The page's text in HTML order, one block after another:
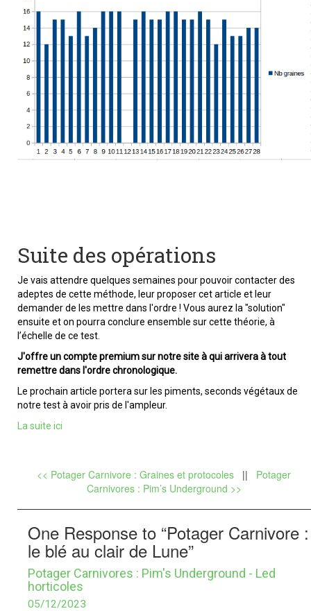
Suite des opérations
Je vais attendre quelques semaines pour pouvoir contacter des
adeptes de cette méthode, leur proposer cet article et leur
demander de les mettre dans l'ordre ! Vous aurez la "solution"
ensuite et on pourra conclure ensemble sur cette théorie, à
l’échelle de ce test.
J'offre un compte premium sur notre site à qui arrivera à tout
remettre dans l'ordre chronologique.
Le prochain article portera sur les piments, seconds végétaux de
notre test à avoir pris de l'ampleur.
La suite ici
<< Potager Carnivore : Graines et protocoles || Potager
Carnivores : Pim’s Underground >>
One Response to “Potager Carnivore :
le blé au clair de Lune”
Potager Carnivores : Pim's Underground - Led
horticoles
05/12/2023